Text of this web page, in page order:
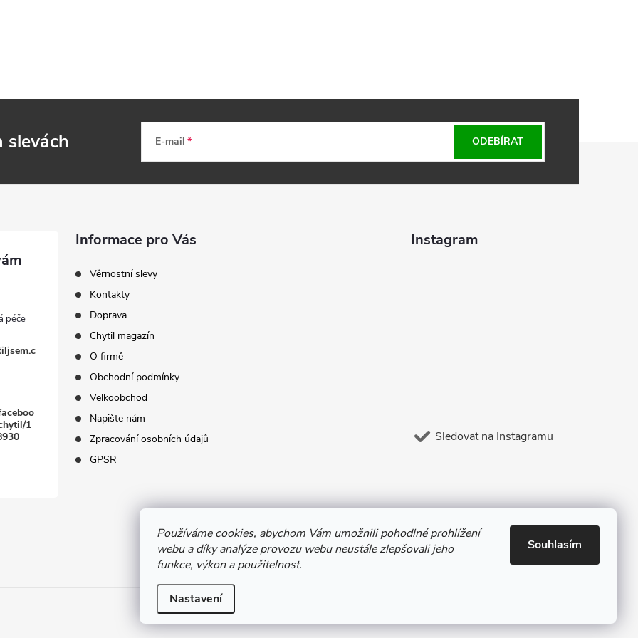
Používáme cookies, abychom Vám umožnili pohodlné prohlížení
webu a díky analýze provozu webu neustále zlepšovali jeho
funkce, výkon a použitelnost.
Nastavení
Souhlasím
slevách E-mail ODEBÍRAT
1
Informace pro Vás
Věrnostní slevy
Kontakty
Doprava
Chytil magazín
O firmě
Obchodní podmínky
Velkoobchod
Napište nám
Zpracování osobních údajů
GPSR
Instagram
Sledovat na Instagramu